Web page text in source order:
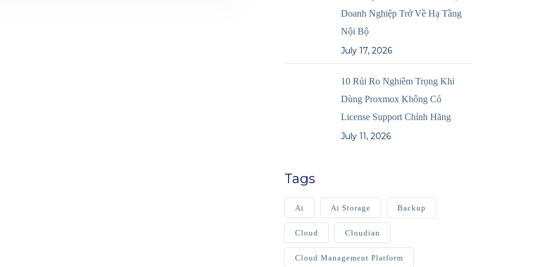
Doanh Nghiệp Trở Về Hạ Tầng
Nội Bộ
July 17, 2026
10 Rủi Ro Nghiêm Trọng Khi
Dùng Proxmox Không Có
License Support Chính Hãng
July 11, 2026
Tags
Ai Ai Storage Backup
Cloud Cloudian
Cloud Management Platform